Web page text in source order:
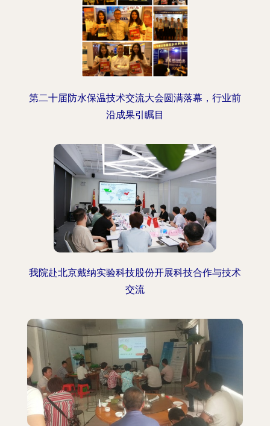
第二十届防水保温技术交流大会圆满落幕，行业前
沿成果引瞩目
我院赴北京戴纳实验科技股份开展科技合作与技术
交流